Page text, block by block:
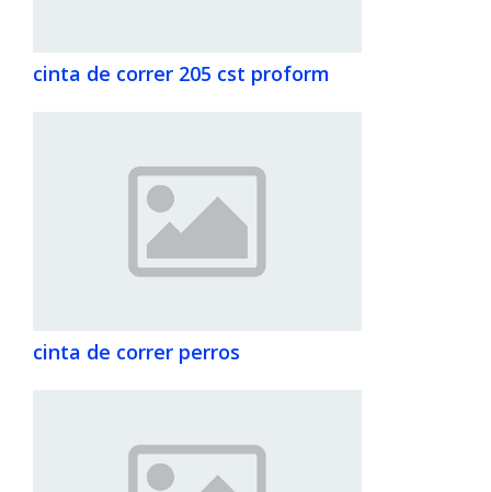
cinta de correr 205 cst proform
cinta de correr perros